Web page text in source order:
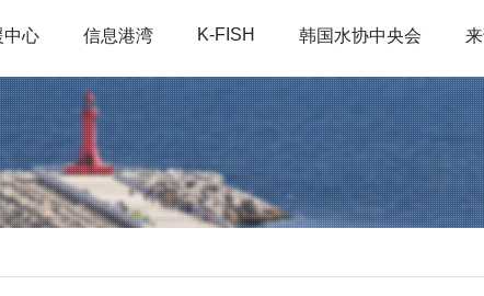
中心 信息港湾 K-FISH 韩国水协中央会